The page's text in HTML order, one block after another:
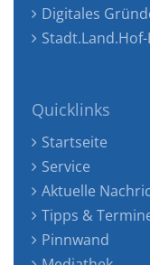
Digitales
Quicklinks
Startseite
Service
Aktuelle
Tipps &
Pinnwand